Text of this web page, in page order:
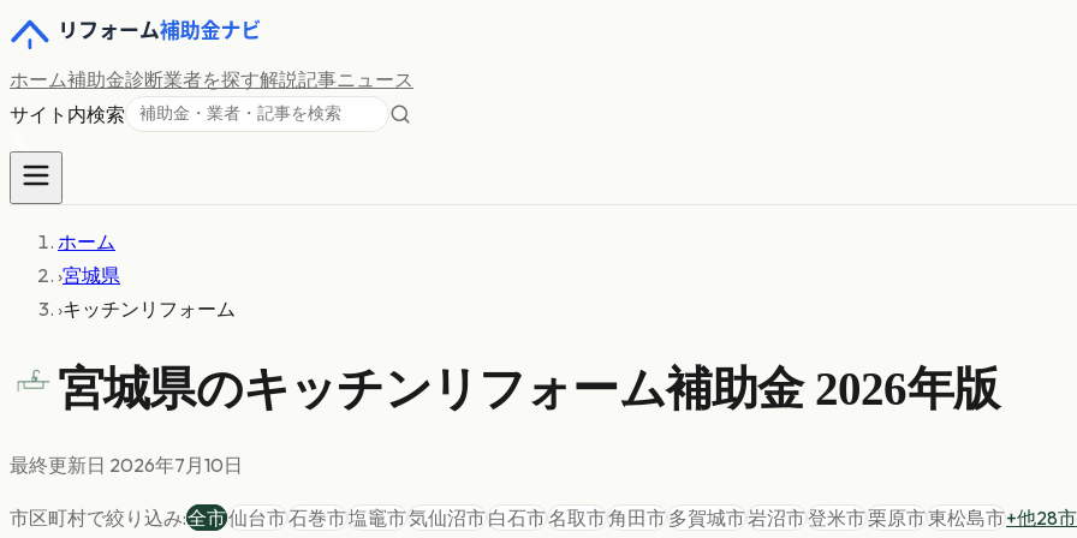
ホーム補助金診断業者を探す解説記事ニュース
サイト内検索
ホーム
›宮城県
›キッチンリフォーム
宮城県のキッチンリフォーム補助金 2026年版
最終更新日 2026年7月10日
市区町村で絞り込み:全市仙台市石巻市塩竈市気仙沼市白石市名取市角田市多賀城市岩沼市登米市栗原市東松島市+他28